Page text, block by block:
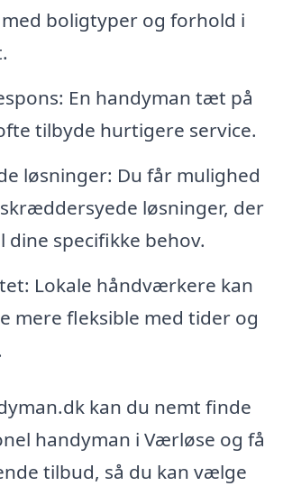
boligtyper og forhold i
En handyman tæt på
tilbyde hurtigere service.
løsninger: Du får mulighed
løsninger, der
dine specifikke behov.
Lokale håndværkere kan
mere fleksible med tider og
kan du nemt finde
handyman i Værløse og få
tilbud, så du kan vælge